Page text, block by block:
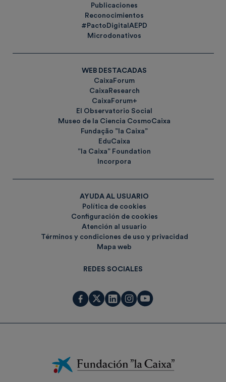
Publicaciones
Reconocimientos
#PactoDigitalAEPD
Microdonativos
WEB DESTACADAS
CaixaForum
CaixaResearch
CaixaForum+
El Observatorio Social
Museo de la Ciencia CosmoCaixa
Fundação ”la Caixa”
EduCaixa
”la Caixa” Foundation
Incorpora
AYUDA AL USUARIO
Política de cookies
Configuración de cookies
Atención al usuario
Términos y condiciones de uso y privacidad
Mapa web
REDES SOCIALES
Fundación
La